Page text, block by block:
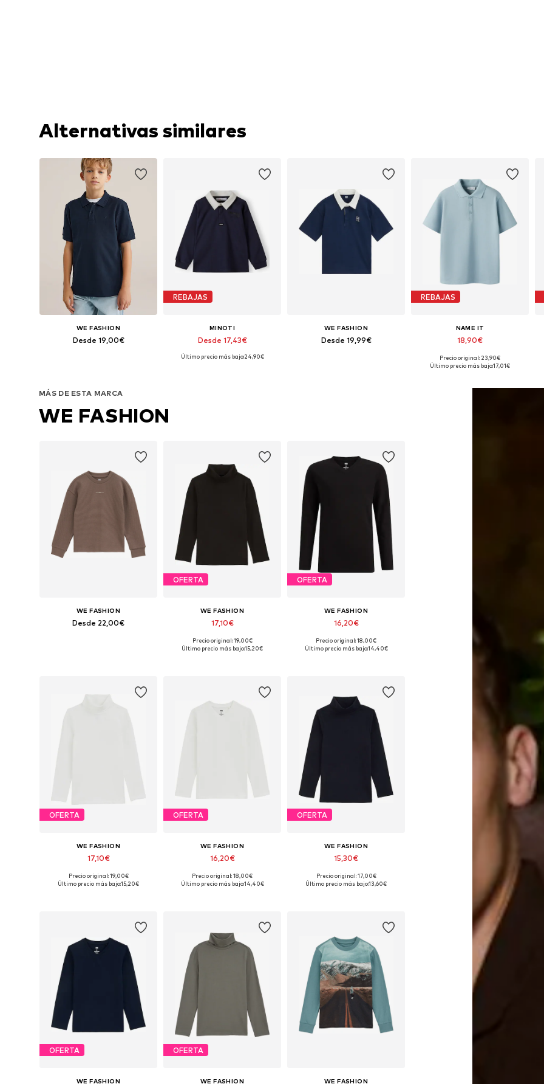
Alternativas similares
WE FASHION
Desde 19,00€
REBAJAS
MINOTI
Desde 17,43€
Disponible en muchas tallas
Último precio más bajo:24,90€
WE FASHION
Desde 19,99€
REBAJAS
NAME IT
18,90€
Disponible en muchas tallas
Precio original: 23,90€
Último precio más bajo:17,01€
MÁS DE ESTA MARCA
WE FASHION
WE FASHION
Desde 22,00€
OFERTA
WE FASHION
17,10€
Disponible en muchas tallas
Precio original: 19,00€
Último precio más bajo:15,20€
OFERTA
WE FASHION
16,20€
Disponible en muchas tallas
Precio original: 18,00€
Último precio más bajo:14,40€
OFERTA
WE FASHION
17,10€
Disponible en muchas tallas
Precio original: 19,00€
Último precio más bajo:15,20€
OFERTA
WE FASHION
16,20€
Disponible en muchas tallas
Precio original: 18,00€
Último precio más bajo:14,40€
OFERTA
WE FASHION
15,30€
Disponible en muchas tallas
Precio original: 17,00€
Último precio más bajo:13,60€
OFERTA
WE FASHION
OFERTA
WE FASHION WE FASHION